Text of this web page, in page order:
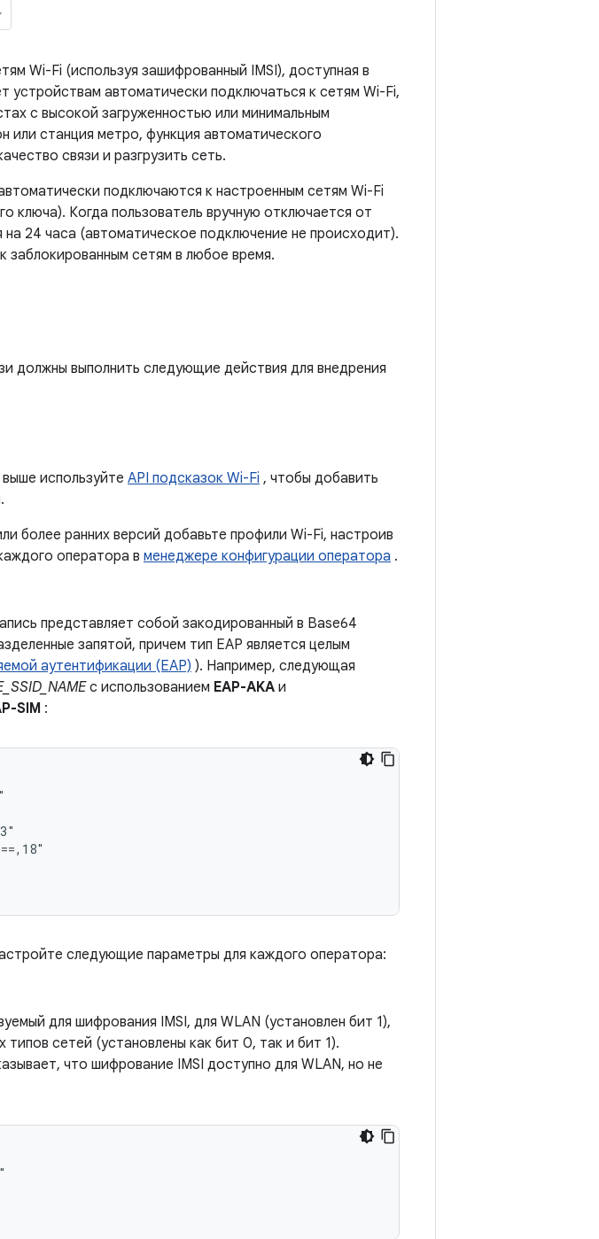
Wi-Fi (используя зашифрованный IMSI), доступная в
устройствам автоматически подключаться к сетям Wi-Fi,
с высокой загруженностью или минимальным
или станция метро, ​​функция автоматического
связи и разгрузить сеть.
подключаются к настроенным сетям Wi-Fi
ключа). Когда пользователь вручную отключается от
24 часа (автоматическое подключение не происходит).
заблокированным сетям в любое время.
должны выполнить следующие действия для внедрения
используйте API подсказок Wi-Fi , чтобы добавить
более ранних версий добавьте профили Wi-Fi, настроив
оператора в менеджере конфигурации оператора .
представляет собой закодированный в Base64
запятой, причем тип EAP является целым
аутентификации (EAP) ). Например, следующая
с использованием EAP-AKA и
SIM :
следующие параметры для каждого оператора:
для шифрования IMSI, для WLAN (установлен бит 1),
сетей (установлены как бит 0, так и бит 1).
что шифрование IMSI доступно для WLAN, но не